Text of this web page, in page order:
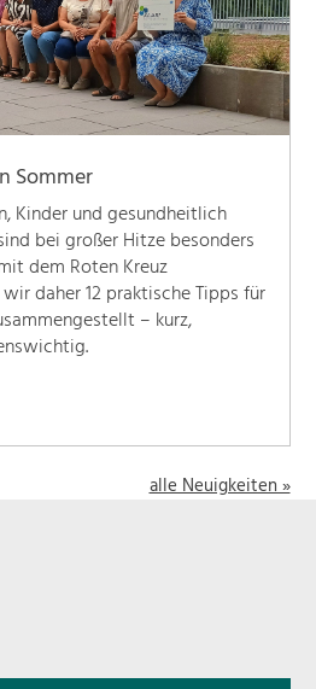
eine
Übersicht
Sommer
Kinder und gesundheitlich
bei großer Hitze besonders
dem Roten Kreuz
daher 12 praktische Tipps für
– kurz,
alle Neuigkeiten »